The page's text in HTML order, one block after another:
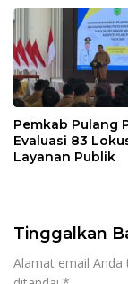
Pemkab Pulang
Evaluasi 83
Layanan Publik
Tinggalkan
Alamat email Anda